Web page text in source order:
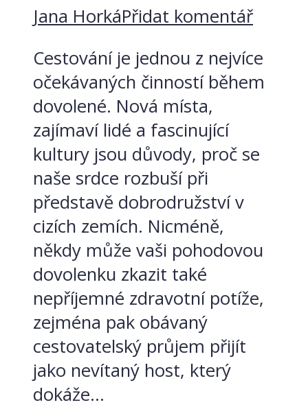
Jana HorkáPřidat komentář
Cestování je jednou z nejvíce
očekávaných činností během
dovolené. Nová místa,
zajímaví lidé a fascinující
kultury jsou důvody, proč se
naše srdce rozbuší při
představě dobrodružství v
cizích zemích. Nicméně,
někdy může vaši pohodovou
dovolenku zkazit také
nepříjemné zdravotní potíže,
zejména pak obávaný
cestovatelský průjem přijít
jako nevítaný host, který
dokáže...